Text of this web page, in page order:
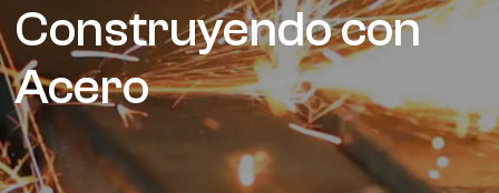
Construyendo con
Acero